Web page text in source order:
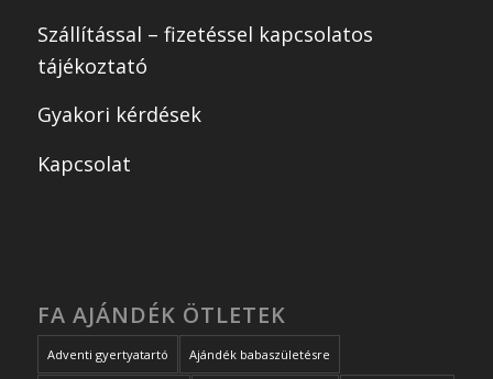
Szállítással – fizetéssel kapcsolatos
tájékoztató
Gyakori kérdések
Kapcsolat
FA AJÁNDÉK ÖTLETEK
Adventi gyertyatartó Ajándék babaszületésre